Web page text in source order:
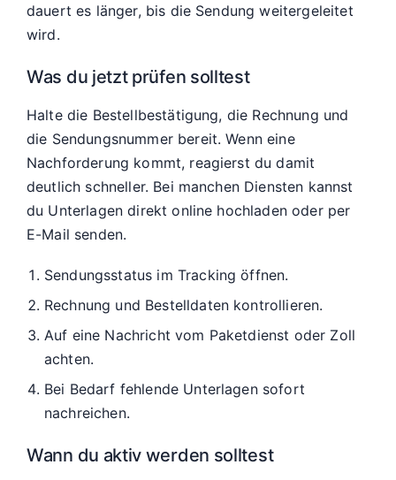
dauert es länger, bis die Sendung weitergeleitet
wird.
Was du jetzt prüfen solltest
Halte die Bestellbestätigung, die Rechnung und
die Sendungsnummer bereit. Wenn eine
Nachforderung kommt, reagierst du damit
deutlich schneller. Bei manchen Diensten kannst
du Unterlagen direkt online hochladen oder per
E-Mail senden.
Sendungsstatus im Tracking öffnen.
Rechnung und Bestelldaten kontrollieren.
Auf eine Nachricht vom Paketdienst oder Zoll
achten.
Bei Bedarf fehlende Unterlagen sofort
nachreichen.
Wann du aktiv werden solltest